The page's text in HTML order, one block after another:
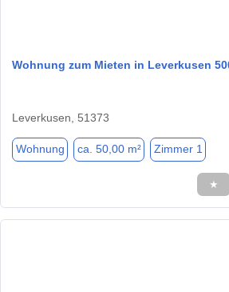
Wohnung zum Mieten in Leverkusen
Leverkusen, 51373
Wohnung ca. 50,00 m² Zimmer 1
★